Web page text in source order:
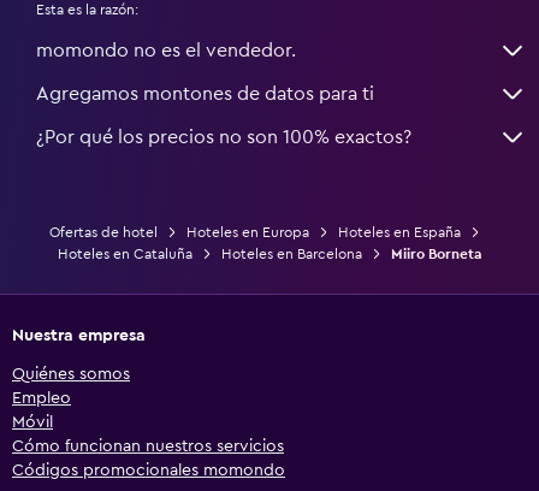
Esta es la razón:
momondo no es el vendedor.
Agregamos montones de datos para ti
¿Por qué los precios no son 100% exactos?
Ofertas de hotel Hoteles en Europa
Hoteles en España
Hoteles en Cataluña
Hoteles en Barcelona Miiro Borneta
Nuestra empresa
Quiénes somos
Empleo
Móvil
Cómo funcionan nuestros servicios
Códigos promocionales momondo